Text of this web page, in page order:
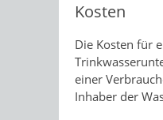
Kosten
Die Kosten für
einer
Inhaber der